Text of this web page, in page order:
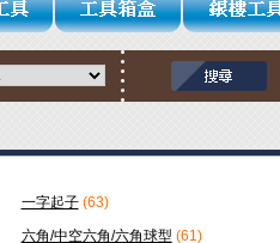
一字起子 (63)
六角/中空六角/六角球型 (61)